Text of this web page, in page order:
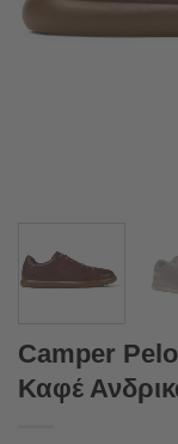
Camper
Καφέ